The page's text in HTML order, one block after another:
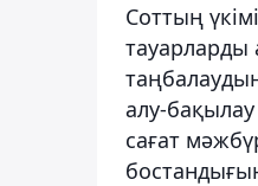
Соттың
тауарларды
алу-
сағат